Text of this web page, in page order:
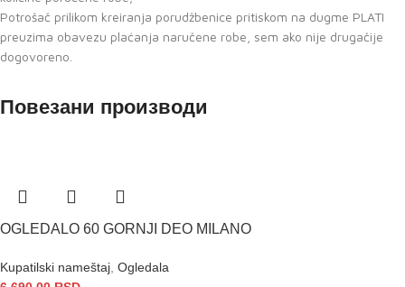
Potrošač prilikom kreiranja porudžbenice pritiskom na dugme PLATI
preuzima obavezu plaćanja naručene robe, sem ako nije drugačije
dogovoreno.
Повезани производи
OGLEDALO 60 GORNJI DEO MILANO
Kupatilski nameštaj Ogledala